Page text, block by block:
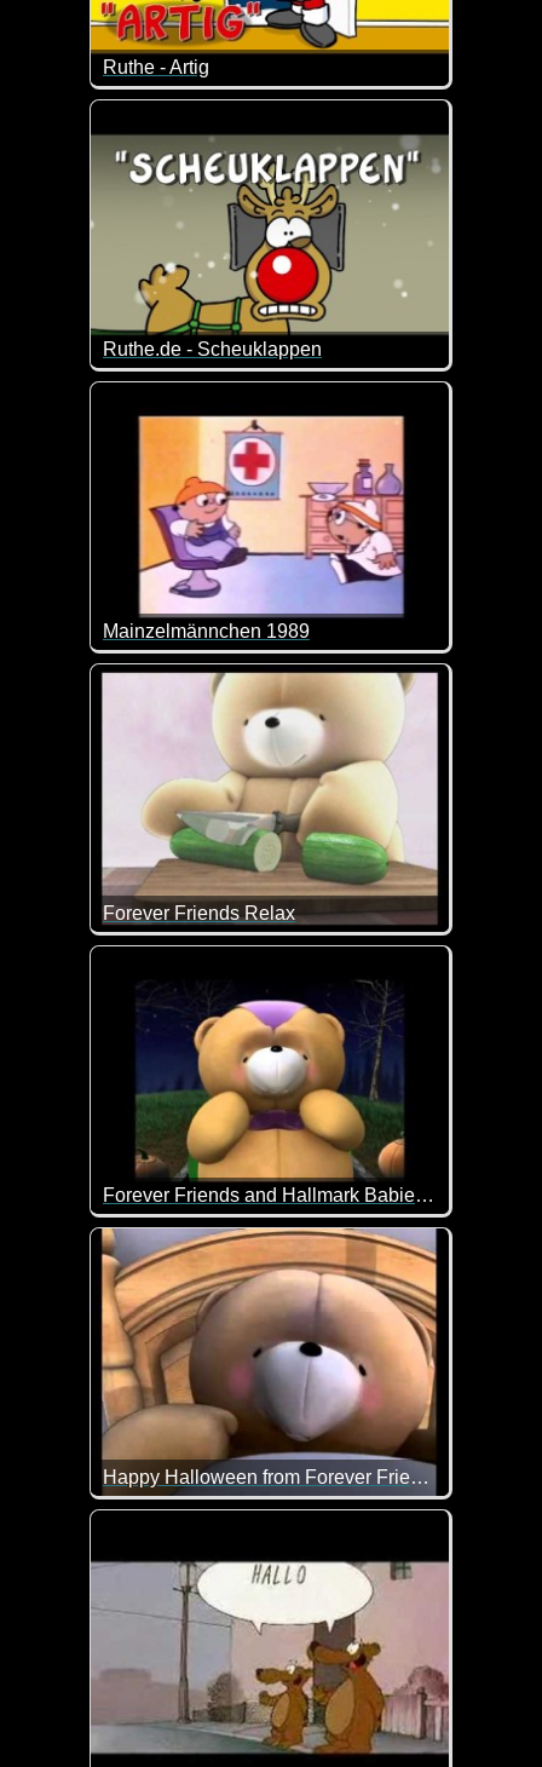
Ruthe - Artig
An wen erinnert uns dieses Video nur ;-)
Ruthe.de - Scheuklappen
Da helfen sogar die Scheuklappen nichts mehr ;-)
Mainzelmännchen 1989
Die Mainzelmännchen waren in den ersten
Forever Friends Relax
Heute einfach mal nichts tun außer relaxen ;-)
Forever Friends and Hallmark Babies wish you a special Halloween
Die Bärchen wünschen dir ein gruseliges
Happy Halloween from Forever Friends
Hoffentlich musst du dich in der Halloween-Nacht